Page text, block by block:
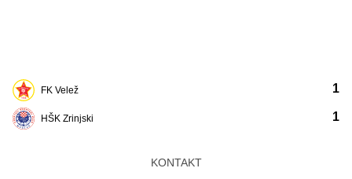
FK Velež
HŠK Zrinjski
1
1
KONTAKT